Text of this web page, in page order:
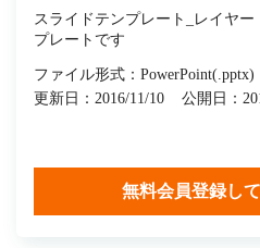
スライドテンプレート_レイヤ
プレートです
ファイル形式：PowerPoint(.pptx)
更新日：2016/11/10
公開日：
無料会員登録し